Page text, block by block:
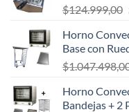
$124.999,00
Horno
Base con
$
Horno
Bandejas + 2